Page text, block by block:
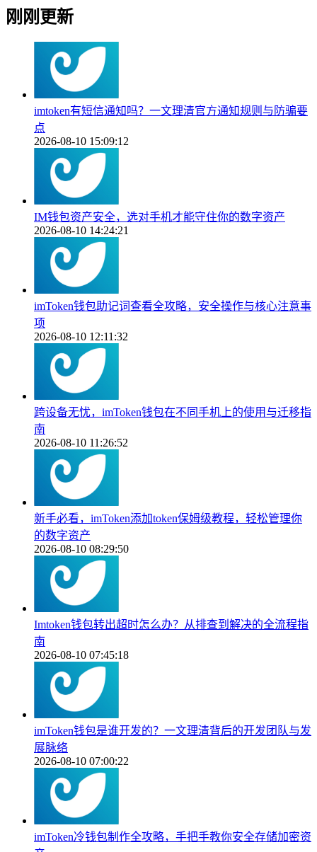
刚刚更新
imtoken有短信通知吗？一文理清官方通知规则与防骗要
点
2026-08-10 15:09:12
IM钱包资产安全，选对手机才能守住你的数字资产
2026-08-10 14:24:21
imToken钱包助记词查看全攻略，安全操作与核心注意事
项
2026-08-10 12:11:32
跨设备无忧，imToken钱包在不同手机上的使用与迁移指
南
2026-08-10 11:26:52
新手必看，imToken添加token保姆级教程，轻松管理你
的数字资产
2026-08-10 08:29:50
Imtoken钱包转出超时怎么办？从排查到解决的全流程指
南
2026-08-10 07:45:18
imToken钱包是谁开发的？一文理清背后的开发团队与发
展脉络
2026-08-10 07:00:22
imToken冷钱包制作全攻略，手把手教你安全存储加密资